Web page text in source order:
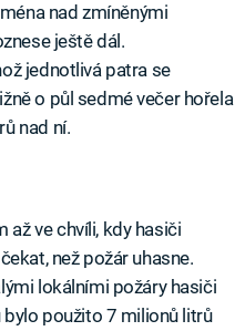
nad zmíněnými
ještě dál.
jednotlivá patra se
o půl sedmé večer hořela
nad ní.
až ve chvíli, kdy hasiči
než požár uhasne.
lokálními požáry hasiči
bylo použito 7 milionů litrů